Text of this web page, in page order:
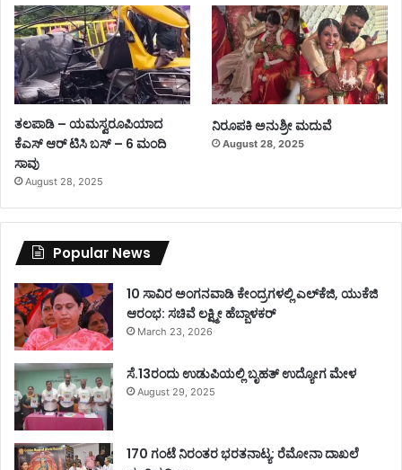
ತಲಪಾಡಿ – ಯಮಸ್ವರೂಪಿಯಾದ
ಕೆಎಸ್ ಆರ್ ಟಿಸಿ ಬಸ್ – 6 ಮಂದಿ
ಸಾವು
August 28, 2025
ನಿರೂಪಕಿ ಅನುಶ್ರೀ ಮದುವೆ
August 28, 2025
Popular News
10 ಸಾವಿರ ಅಂಗನವಾಡಿ ಕೇಂದ್ರಗಳಲ್ಲಿ ಎಲ್‌ಕೆಜಿ, ಯುಕೆಜಿ
ಆರಂಭ: ಸಚಿವೆ ಲಕ್ಷ್ಮೀ ಹೆಬ್ಬಾಳಕರ್
March 23, 2026
ಸೆ.13ರಂದು ಉಡುಪಿಯಲ್ಲಿ ಬೃಹತ್ ಉದ್ಯೋಗ ಮೇಳ
August 29, 2025
170 ಗಂಟೆ ನಿರಂತರ ಭರತನಾಟ್ಯ: ರೆಮೋನಾ ದಾಖಲೆ